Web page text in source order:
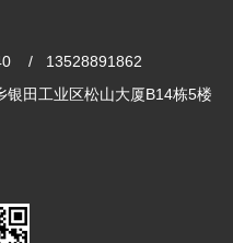
/ 13528891862
田工业区松山大厦B14栋5楼